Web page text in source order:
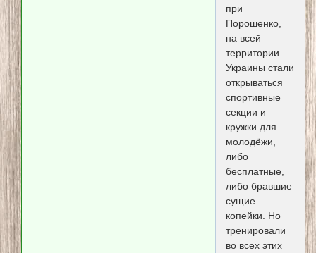
при
Порошенко,
на всей
территории
Украины стали
открываться
спортивные
секции и
кружки для
молодёжи,
либо
бесплатные,
либо бравшие
сущие
копейки. Но
тренировали
во всех этих